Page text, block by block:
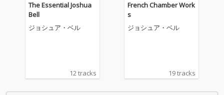
The Essential Joshua
Bell
ジョシュア・ベル
12 tracks
French Chamber Work
s
ジョシュア・ベル
19 tracks